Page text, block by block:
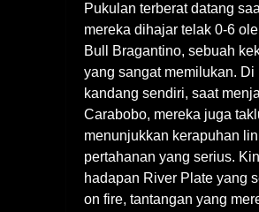
Pukulan terberat datang
mereka dihajar telak 0-6
Bull Bragantino, sebuah
yang sangat memilukan. Di
kandang sendiri, saat
Carabobo, mereka juga
menunjukkan kerapuhan
pertahanan yang serius.
hadapan River Plate yang
on fire, tantangan yang